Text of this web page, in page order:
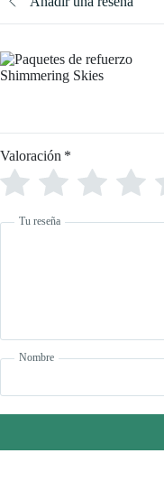
Valoración *
Tu reseña
Nombre